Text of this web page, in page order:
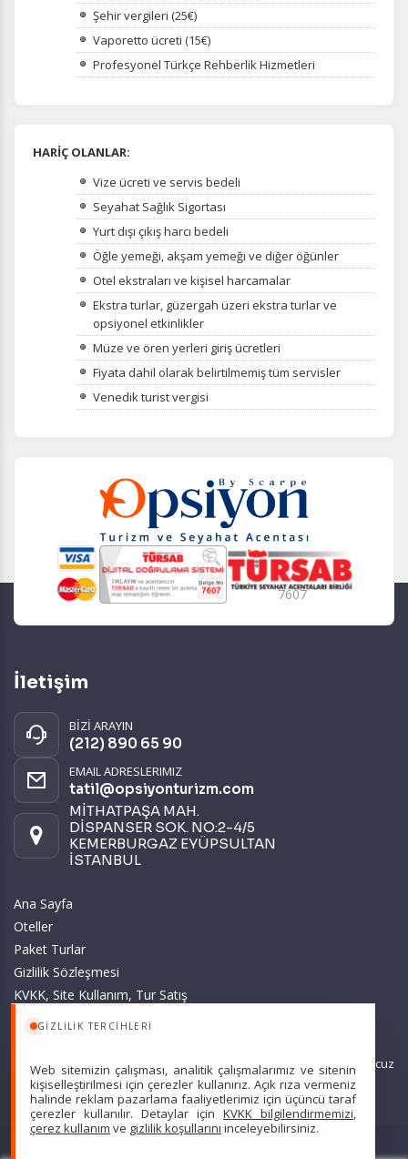
GIZLILIK TERCIHLERI
Web sitemizin çalışması, analitik çalışmalarımız ve sitenin
kişiselleştirilmesi için çerezler kullanırız. Açık rıza vermeniz
halinde reklam pazarlama faaliyetlerimiz için üçüncü taraf
çerezler kullanılır. Detaylar için KVKK bilgilendirmemizi,
çerez kullanım ve gizlilik koşullarını inceleyebilirsiniz.
Şehir vergileri (25€)
Vaporetto ücreti (15€)
Profesyonel Türkçe Rehberlik Hizmetleri
HARİÇ OLANLAR:
Vize ücreti ve servis bedeli
Seyahat Sağlık Sigortası
Yurt dışı çıkış harcı bedeli
Öğle yemeği, akşam yemeği ve diğer öğünler
Otel ekstraları ve kişisel harcamalar
Ekstra turlar, güzergah üzeri ekstra turlar ve
opsiyonel etkinlikler
Müze ve ören yerleri giriş ücretleri
Fiyata dahil olarak belirtilmemiş tüm servisler
Venedik turist vergisi
7607
İletişim
BİZİ ARAYIN
(212) 890 65 90
EMAIL ADRESLERIMIZ
tatil@opsiyonturizm.com
MİTHATPAŞA MAH.
DİSPANSER SOK. NO:2-4/5
KEMERBURGAZ EYÜPSULTAN
İSTANBUL
Ana Sayfa
Oteller
Paket Turlar
Gizlilik Sözleşmesi
KVKK, Site Kullanım, Tur Satış
Sitemizde anılan tüm fiyatlar, geçerli kartlar ile tek ödemede, en ucuz
başlangıç fiyatlardır ve yeterli kontenjan olması durumunda
geçerlidir.